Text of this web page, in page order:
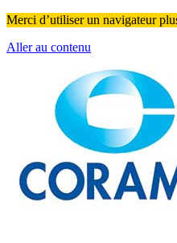
Merci d’utiliser un navigateur
Aller au contenu